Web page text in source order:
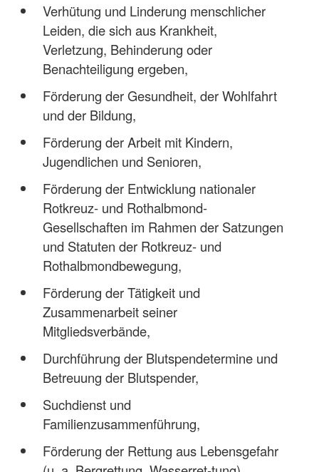
Verhütung und Linderung menschlicher
Leiden, die sich aus Krankheit,
Verletzung, Behinderung oder
Benachteiligung ergeben,
Förderung der Gesundheit, der Wohlfahrt
und der Bildung,
Förderung der Arbeit mit Kindern,
Jugendlichen und Senioren,
Förderung der Entwicklung nationaler
Rotkreuz- und Rothalbmond-
Gesellschaften im Rahmen der Satzungen
und Statuten der Rotkreuz- und
Rothalbmondbewegung,
Förderung der Tätigkeit und
Zusammenarbeit seiner
Mitgliedsverbände,
Durchführung der Blutspendetermine und
Betreuung der Blutspender,
Suchdienst und
Familienzusammenführung,
Förderung der Rettung aus Lebensgefahr